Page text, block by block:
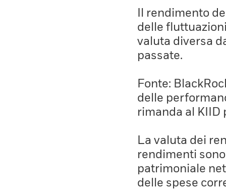
Il rendimento
delle
valuta diversa
passate.
Fonte:
delle
rimanda al KIID
La valuta dei
rendimenti
patrimoniale
delle spese